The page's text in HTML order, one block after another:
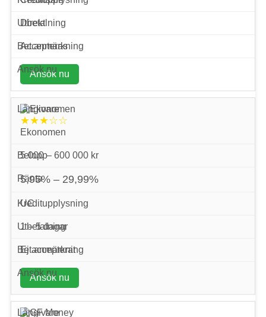
Direkt
Accepteras
Ansök nu
★★★☆☆
Ekonomen
5 000 – 600 000 kr
5,95% – 29,99%
UC
1 – 5 dagar
Ej accepterat
Ansök nu